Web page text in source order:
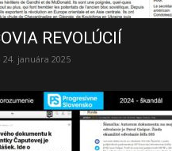
REVOLÚCIÍ
24. januára 2025